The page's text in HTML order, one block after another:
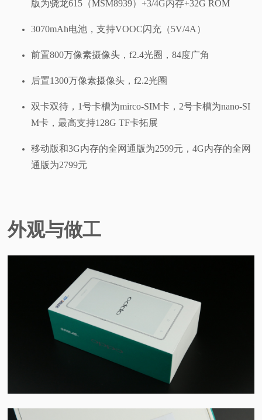
版为骁龙615（MSM8939）+3/4G内存+32G ROM
3070mAh电池，支持VOOC闪充（5V/4A）
前置800万像素摄像头，f2.4光圈，84度广角
后置1300万像素摄像头，f2.2光圈
双卡双待，1号卡槽为mirco-SIM卡，2号卡槽为nano-SI
M卡，最高支持128G TF卡拓展
移动版和3G内存的全网通版为2599元，4G内存的全网
通版为2799元
外观与做工